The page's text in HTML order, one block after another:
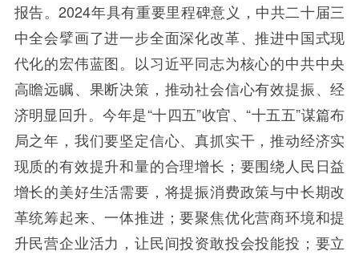
报告。2024年具有重要里程碑意义，中共二十届三
中全会擘画了进一步全面深化改革、推进中国式现
代化的宏伟蓝图。以习近平同志为核心的中共中央
高瞻远瞩、果断决策，推动社会信心有效提振、经
济明显回升。今年是“十四五”收官、“十五五”谋篇布
局之年，我们要坚定信心、真抓实干，推动经济实
现质的有效提升和量的合理增长；要围绕人民日益
增长的美好生活需要，将提振消费政策与中长期改
革统筹起来、一体推进；要聚焦优化营商环境和提
升民营企业活力，让民间投资敢投会投能投；要立